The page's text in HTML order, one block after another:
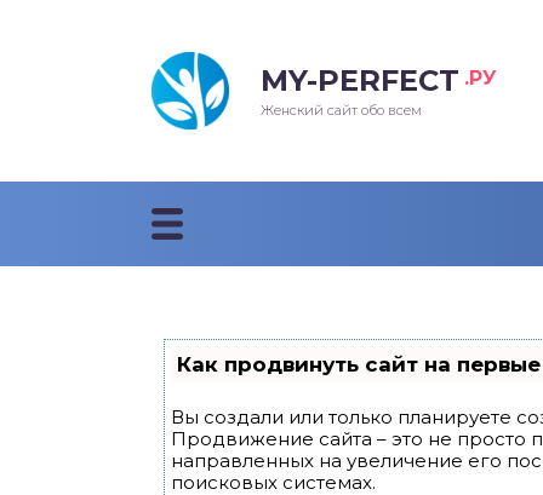
MY-PERFECT .РУ
Женский сайт обо всем
Как продвинуть сайт на
Вы создали или только планируете
Продвижение сайта – это не просто
направленных на увеличение его
поисковых системах.
прически 2018
стрижки 2018